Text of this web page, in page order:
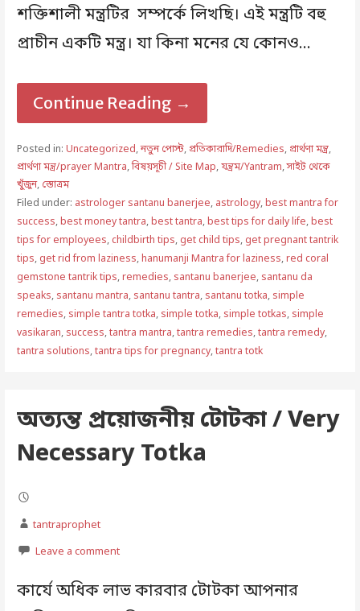
শক্তিশালী মন্ত্রটির সম্পর্কে লিখছি। এই মন্ত্রটি বহু
প্রাচীন একটি মন্ত্র। যা কিনা মনের যে কোনও…
Continue Reading →
Posted in: Uncategorized,নতুন পোস্ট, প্রতিকারাদি/Remedies, প্রার্থণা মন্ত্র,
প্রার্থণা মন্ত্র/prayer Mantra,বিষয়সূচী / Site Map,যন্ত্রম/Yantram,সাইট থেকে
খুঁজুন, স্তোত্রম
Filed under: astrologer santanu banerjee, astrology,best mantra for
success,best money tantra,best tantra,best tips for daily life,best
tips for employees, childbirth tips, get child tips, get pregnant tantrik
tips, get rid from laziness,hanumanji Mantra for laziness,red coral
gemstone tantrik tips,remedies, santanu banerjee, santanu da
speaks, santanu mantra, santanu tantra, santanu totka, simple
remedies, simple tantra totka, simple totka, simple totkas, simple
vasikaran, success,tantra mantra,tantra remedies,tantra remedy,
tantra solutions,tantra tips for pregnancy,tantra totk
অত্যন্ত প্রয়োজনীয় টোটকা / Very
Necessary Totka
tantraprophet
Leave a comment
কার্যে অধিক লাভ কারবার টোটকা আপনার